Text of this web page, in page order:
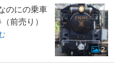
のにの乗車
前売り）
2